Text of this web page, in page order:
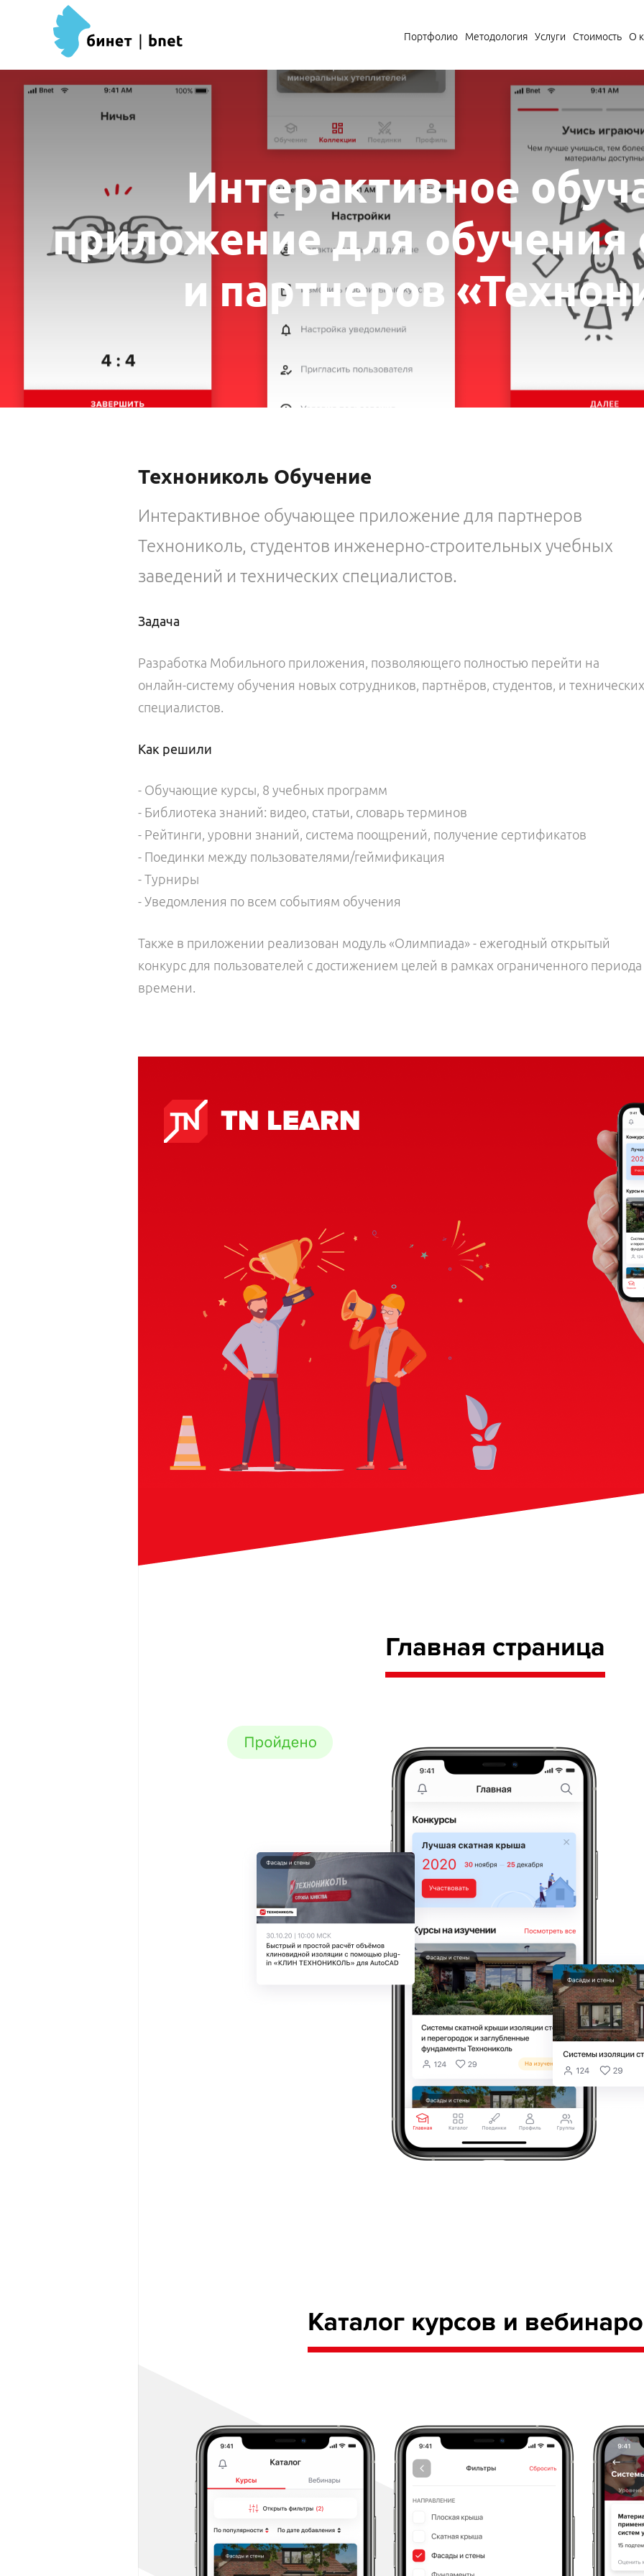
Портфолио Методология Услуги Стоимость О
Интерактивное
приложение для обучения
и партнеров
Технониколь Обучение
Интерактивное обучающее приложение для партнеров
Технониколь, студентов инженерно-строительных учебных
заведений и технических специалистов.
Задача
Разработка Мобильного приложения, позволяющего полностью перейти на
онлайн-систему обучения новых сотрудников, партнёров, студентов, и технических
специалистов.
Как решили
- Обучающие курсы, 8 учебных программ
- Библиотека знаний: видео, статьи, словарь терминов
- Рейтинги, уровни знаний, система поощрений, получение сертификатов
- Поединки между пользователями/геймификация
- Турниры
- Уведомления по всем событиям обучения
Также в приложении реализован модуль «Олимпиада» - ежегодный открытый
конкурс для пользователей с достижением целей в рамках ограниченного периода
времени.